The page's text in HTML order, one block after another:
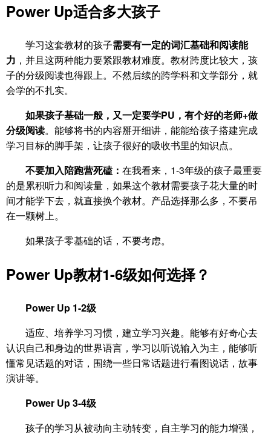
Power Up适合多大孩子
学习这套教材的孩子需要有一定的词汇基础和阅读能
力 ，并且这两种能力要紧跟教材难度。教材跨度比较大，孩
子的分级阅读也得跟上。不然后续的跨学科和文学部分，就
会学的不扎实。
如果孩子基础一般，又一定要学PU，有个好的老师+做
分级阅读。能够将书的内容掰开细讲，能能给孩子搭建完成
学习目标的脚手架，让孩子很好的吸收书里的知识点。
不要加入陪跑营死磕： 在我看来，1-3年级的孩子最重要
的是累积听力和阅读量，如果这个教材需要孩子花大量的时
间才能学下去，就直接换个教材。产品选择那么多，不要吊
在一颗树上。
如果孩子零基础的话，不要考虑。
Power Up教材1-6级如何选择？
Power Up 1-2级
适应、培养学习习惯，建立学习兴趣。能够有好奇心去
认识自己和身边的世界语言，学习以听说输入为主，能够听
懂常见话题的对话，围绕一些日常话题进行看图说话，故事
演讲等。
Power Up 3-4级
孩子的学习从被动向主动转变，自主学习的能力增强，